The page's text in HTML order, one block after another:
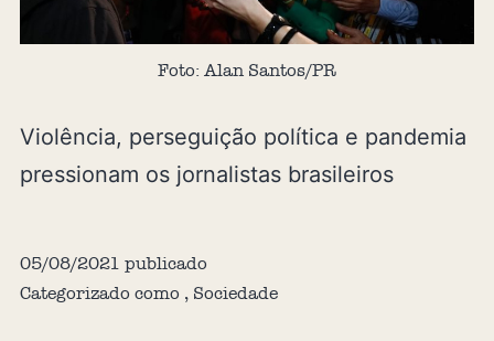
Foto: Alan Santos/PR
Violência, perseguição política e pandemia
pressionam os jornalistas brasileiros
05/08/2021 publicado
Categorizado como , Sociedade